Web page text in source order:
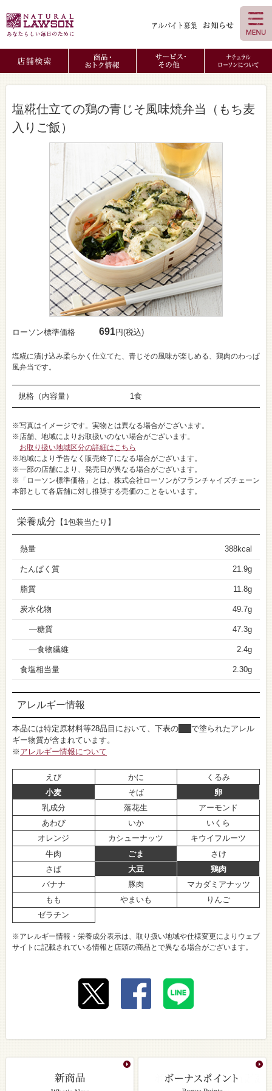
塩糀仕立ての鶏の青じそ風味焼弁当（もち麦
入りご飯）
ローソン標準価格 691円(税込)
塩糀に漬け込み柔らかく仕立てた、青じその風味が楽しめる、鶏肉のわっぱ
風弁当です。
規格（内容量） 1食
※写真はイメージです。実物とは異なる場合がございます。
※店舗、地域によりお取扱いのない場合がございます。
お取り扱い地域区分の詳細はこちら
※地域により予告なく販売終了になる場合がございます。
※一部の店舗により、発売日が異なる場合がございます。
※「ローソン標準価格」とは、株式会社ローソンがフランチャイズチェーン
本部として各店舗に対し推奨する売価のことをいいます。
栄養成分 【1包装当たり】
熱量 388kcal
たんぱく質 21.9g
脂質 11.8g
炭水化物 49.7g
糖質 47.3g
食物繊維 2.4g
食塩相当量 2.30g
アレルギー情報
本品には特定原材料等28品目において、下表の
で塗られたアレル
ギー物質が含まれています。
※ アレルギー情報について
えび かに
くるみ
小麦
そば
卵
乳成分
落花生
アーモンド
あわび
いか
いくら
オレンジ
カシューナッツ
キウイフルーツ
牛肉
ごま
さけ
さば
大豆
鶏肉
バナナ
豚肉
マカダミアナッツ
もも
やまいも
りんご
ゼラチン
※アレルギー情報・栄養成分表示は、取り扱い地域や仕様変更によりウェブ
サイトに記載されている情報と店頭の商品とで異なる場合がございます。